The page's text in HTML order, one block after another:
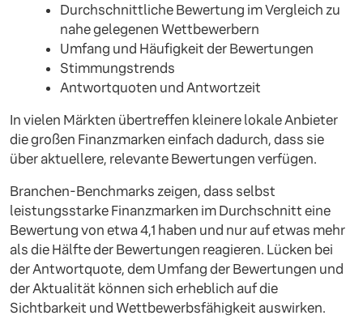
Durchschnittliche Bewertung im Vergleich zu
nahe gelegenen Wettbewerbern
Umfang und Häufigkeit der Bewertungen
Stimmungstrends
Antwortquoten und Antwortzeit
In vielen Märkten übertreffen kleinere lokale Anbieter
die großen Finanzmarken einfach dadurch, dass sie
über aktuellere, relevante Bewertungen verfügen.
Branchen-Benchmarks zeigen, dass selbst
leistungsstarke Finanzmarken im Durchschnitt eine
Bewertung von etwa 4,1 haben und nur auf etwas mehr
als die Hälfte der Bewertungen reagieren. Lücken bei
der Antwortquote, dem Umfang der Bewertungen und
der Aktualität können sich erheblich auf die
Sichtbarkeit und Wettbewerbsfähigkeit auswirken.